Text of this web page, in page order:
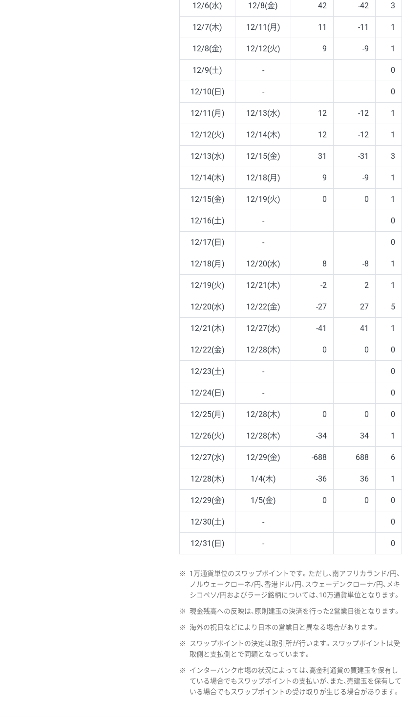
12/6(水) 12/8(金) 42 -42 3
12/7(木) 12/11(月) 11 -11 1
12/8(金) 12/12(火) 9 -9 1
12/9(土) - 0
12/10(日) - 0
12/11(月) 12/13(水) 12 -12 1
12/12(火) 12/14(木) 12 -12 1
12/13(水) 12/15(金) 31 -31 3
12/14(木) 12/18(月) 9 -9 1
12/15(金) 12/19(火) 0 0 1
12/16(土) - 0
12/17(日) - 0
12/18(月) 12/20(水) 8 -8 1
12/19(火) 12/21(木) -2 2 1
12/20(水) 12/22(金) -27 27 5
12/21(木) 12/27(水) -41 41 1
12/22(金) 12/28(木) 0 0 0
12/23(土) - 0
12/24(日) - 0
12/25(月) 12/28(木) 0 0 0
12/26(火) 12/28(木) -34 34 1
12/27(水) 12/29(金) -688 688 6
12/28(木) 1/4(木) -36 36 1
12/29(金) 1/5(金) 0 0 0
12/30(土) - 0
12/31(日) - 0
※
1万通貨単位のスワップポイントです。ただし、南アフリカランド/円、
ノルウェークローネ/円、香港ドル/円、スウェーデンクローナ/円、メキ
シコペソ/円およびラージ銘柄については、10万通貨単位となります。
※ 現金残高への反映は、原則建玉の決済を行った2営業日後となります。
※ 海外の祝日などにより日本の営業日と異なる場合があります。
※
スワップポイントの決定は取引所が行います。スワップポイントは受
取側と支払側とで同額となっています。
※
インターバンク市場の状況によっては、高金利通貨の買建玉を保有し
ている場合でもスワップポイントの支払いが、また、売建玉を保有して
いる場合でもスワップポイントの受け取りが生じる場合があります。